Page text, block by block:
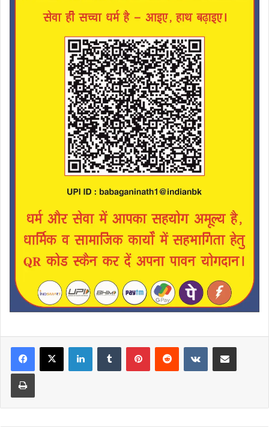
LinkedInTumblr PinterestReddit VKontakteShare via Email
Print